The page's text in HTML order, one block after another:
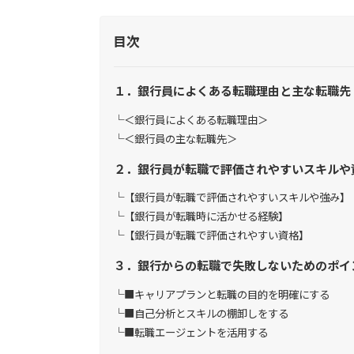
目次
１．銀行員によくある転職理由と主な転職先
＜銀行員によくある転職理由＞
＜銀行員の主な転職先＞
２．銀行員が転職で評価されやすいスキル
【銀行員が転職で評価されやすいスキルや強み】
【銀行員が転職時に活かせる経験】
【銀行員が転職で評価されやすい資格】
３．銀行からの転職で失敗しないためのポイ
■キャリアプランと転職の目的を明確にする
■自己分析とスキルの棚卸しをする
■転職エージェントを活用する